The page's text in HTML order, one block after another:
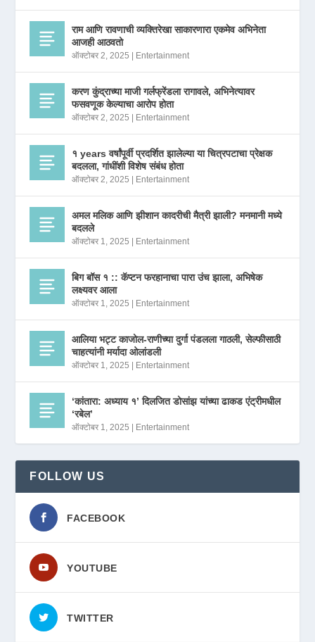
राम आणि रावणाची व्यक्तिरेखा साकारणारा एकमेव अभिनेता
आजही आठवतो
ऑक्टोबर 2, 2025 Entertainment
करण कुंद्राच्या माजी गर्लफ्रेंडला रागावले, अभिनेत्यावर
फसवणूक केल्याचा आरोप होता
ऑक्टोबर 2, 2025 Entertainment
१ years वर्षांपूर्वी प्रदर्शित झालेल्या या चित्रपटाचा प्रेक्षक
बदलला, गांधींशी विशेष संबंध होता
ऑक्टोबर 2, 2025 Entertainment
अमल मलिक आणि झीशान कादरीची मैत्री झाली? मनमानी मध्ये
बदलले
ऑक्टोबर 1, 2025 Entertainment
बिग बॉस १ :: कॅप्टन फरहानाचा पारा उंच झाला, अभिषेक
लक्ष्यवर आला
ऑक्टोबर 1, 2025 Entertainment
आलिया भट्ट काजोल-राणीच्या दुर्गा पंडलला गाठली, सेल्फीसाठी
चाहत्यांनी मर्यादा ओलांडली
ऑक्टोबर 1, 2025 Entertainment
‘कांतारा: अध्याय १’ दिलजित डोसांझ यांच्या ढाकड एंट्रीमधील
‘रबेल’
ऑक्टोबर 1, 2025 Entertainment
FOLLOW US
FACEBOOK
YOUTUBE
TWITTER